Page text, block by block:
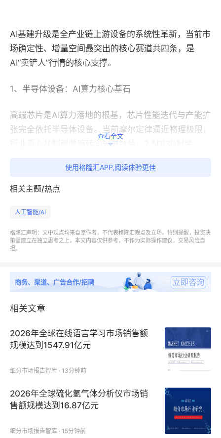
AI基建升级是全产业链上游设备的系统性革新，当前市
场确定性、增量空间最突出的核心赛道共四条，是
AI“卖铲人”行情的核心支撑。
1、半导体设备：AI算力核心基石
高端芯片是AI算力落地的根基，芯片性能迭代与产能扩
张完全依托半导体设备。当前摩尔定律逼近物理极限，
行业重心从制程微缩转向先进封装，2.5D/3D封装、
前道刻蚀、薄膜沉积等设备支撑先进制程迭代，后道封
装检测设备需求爆发。
突破，切入头部晶圆厂与算力芯片供应链，订单排期至
2027年，业绩确定性极强，是本轮AI设备行情绝对主
线。
地、1.6T加速量产、CPO技术迭代，持续带动设备革
配、性能测试四大环节 ，合计占据85%产线投资额，
，是赛道含金量最
高、增量最确定的细分领域。
查看全文
使用格隆汇APP,阅读体验更佳
相关主题/热点
人工智能/AI
格隆汇声明：文中观点均来自原作者，不代表格隆汇观点及立场。特别提醒，投资决
策需建立在独立思考之上，本文内容仅供参考，不作为实际操作建议，交易风险自
担。
商务、渠道、广告合作/招聘 立即咨询
相关文章
2026年全球在线语言学习市场销售额
规模达到1547.91亿元
细分市场报告智库 · 13分钟前
2026年全球硫化氢气体分析仪市场销
售额规模达到16.87亿元
细分市场报告智库 · 15分钟前